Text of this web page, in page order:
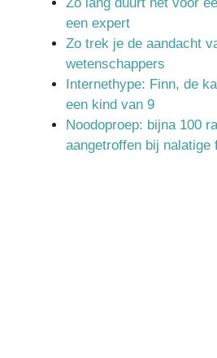
een expert
Zo trek je de aandacht
wetenschappers
Internethype: Finn, de
een kind van 9
Noodoproep: bijna 100
aangetroffen bij nalatige